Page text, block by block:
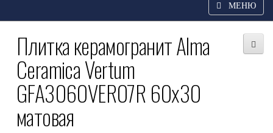
МЕНЮ
Плитка керамогранит Alma
Ceramica Vertum
GFA3060VER07R 60x30
матовая